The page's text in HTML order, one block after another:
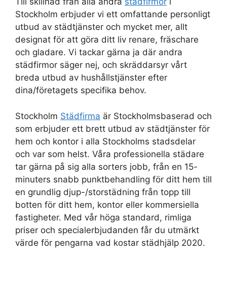
Stockholm erbjuder vi ett omfattande personligt
utbud av städtjänster och mycket mer, allt
designat för att göra ditt liv renare, fräschare
och gladare. Vi tackar gärna ja där andra
städfirmor säger nej, och skräddarsyr vårt
breda utbud av hushållstjänster efter
dina/företagets specifika behov.
Stockholm Städfirma är Stockholmsbaserad och
som erbjuder ett brett utbud av städtjänster för
hem och kontor i alla Stockholms stadsdelar
och var som helst. Våra professionella städare
tar gärna på sig alla sorters jobb, från en 15-
minuters snabb punktbehandling för ditt hem till
en grundlig djup-/storstädning från topp till
botten för ditt hem, kontor eller kommersiella
fastigheter. Med vår höga standard, rimliga
priser och specialerbjudanden får du utmärkt
värde för pengarna vad kostar städhjälp 2020.